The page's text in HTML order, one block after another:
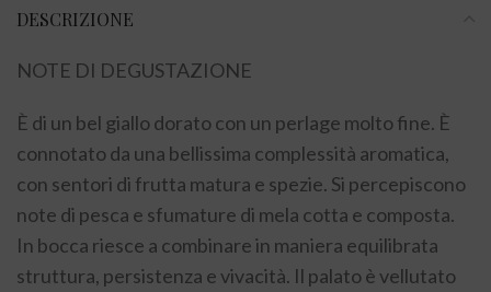
DESCRIZIONE
NOTE DI DEGUSTAZIONE
È di un bel giallo dorato con un perlage molto fine. È
connotato da una bellissima complessità aromatica,
con sentori di frutta matura e spezie. Si percepiscono
note di pesca e sfumature di mela cotta e composta.
In bocca riesce a combinare in maniera equilibrata
struttura, persistenza e vivacità. Il palato è vellutato